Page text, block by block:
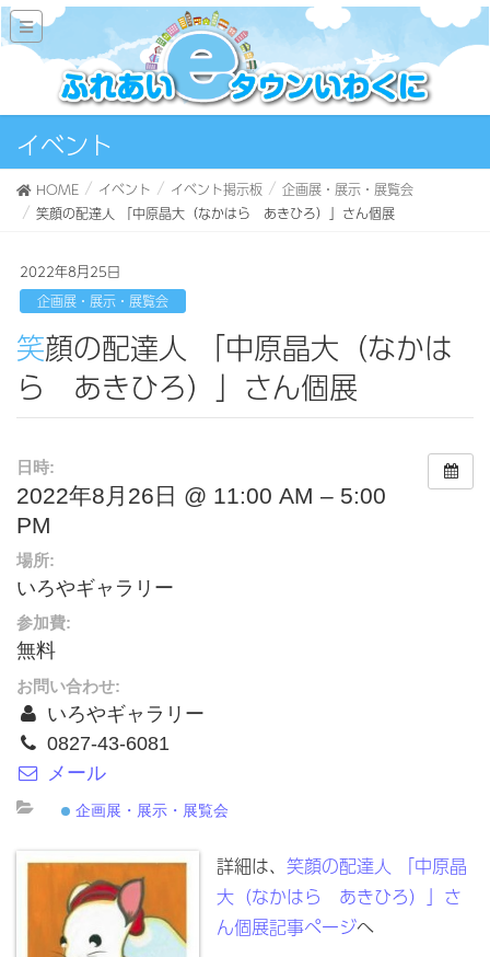
イベント
HOME イベント イベント掲示板
企画展・展示・展覧会
笑顔の配達人 「中原晶大（なかはら あきひろ）」さん個展
2022年8月25日
企画展・展示・展覧会
笑顔の配達人 「中原晶大（なかは
ら あきひろ）」さん個展
日時:
2022年8月26日 @ 11:00 AM – 5:00
PM
場所:
いろやギャラリー
参加費:
無料
お問い合わせ:
いろやギャラリー
0827-43-6081
メール
企画展・展示・展覧会
詳細は、笑顔の配達人 「中原晶
大（なかはら あきひろ）」さ
ん個展記事ページへ